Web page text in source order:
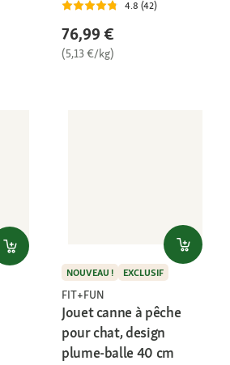
4.8 (42)
76,99 €
(5,13 €/kg)
NOUVEAU ! EXCLUSIF
FIT+FUN
Jouet canne à pêche
pour chat, design
plume-balle 40 cm